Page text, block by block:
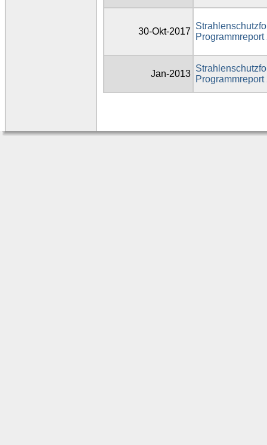
30-Okt-2017
Programmreport
Jan-2013
Programmreport